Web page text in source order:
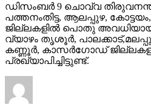
ഡിസംബര്‍ 9 ചൊവ്വ
പത്തനംതിട്ട, ആലപ്പുഴ,
ജില്ലകളില്‍ പൊതു
വ്യാഴം തൃശൂര്‍,
കണ്ണൂര്‍, കാസര്‍ഗോഡ്
പ്രഖ്യാപിച്ചിട്ടുണ്ട്.